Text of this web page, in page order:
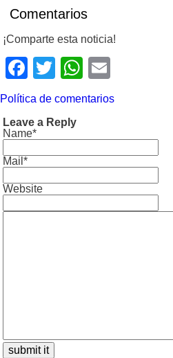
Comentarios
¡Comparte esta noticia!
Facebook
TwitterWhatsApp
Política de comentarios
Leave a Reply
Name*
Mail*
Website